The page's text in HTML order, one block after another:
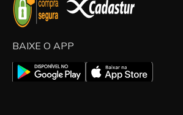
BAIXE O APP